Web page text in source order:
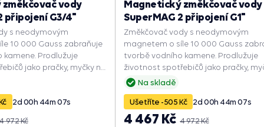
vody
připojení G3/4"
s neodymovým
10 000 Gauss zabraňuje
Prodlužuje
jako pračky, myčky na
ohřívače. Zlepšuje
2d00h 44m06s
972 Kč
Na skladě
Magnetický změkčovač vody
SuperMAG 2 připojení G1"
Změkčovač vody s neodymovým
magnetem o síle 10 000 Gauss
tvorbě vodního kamene. Prodlužuje
životnost spotřebičů jako pračky,
nádobí nebo průtokové ohřívače.
energii.
Ušetříte -505 Kč 2d00h 44m 06s
4 972 Kč
4 467 Kč